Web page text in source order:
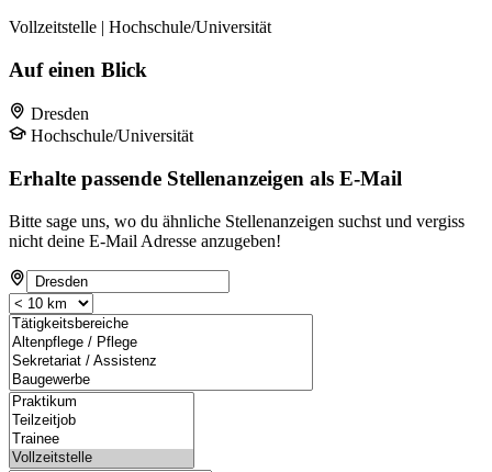
Vollzeitstelle | Hochschule/Universität
Auf einen Blick
Dresden
Hochschule/Universität
Erhalte passende Stellenanzeigen als E-Mail
Bitte sage uns, wo du ähnliche Stellenanzeigen suchst und vergiss
nicht deine E-Mail Adresse anzugeben!